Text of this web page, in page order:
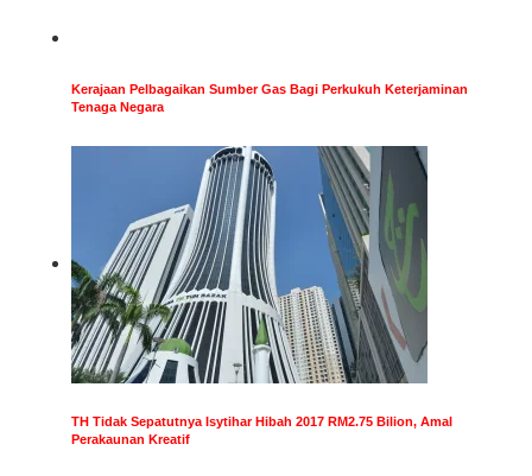
Kerajaan Pelbagaikan Sumber Gas Bagi Perkukuh Keterjaminan
Tenaga Negara
TH Tidak Sepatutnya Isytihar Hibah 2017 RM2.75 Bilion, Amal
Perakaunan Kreatif